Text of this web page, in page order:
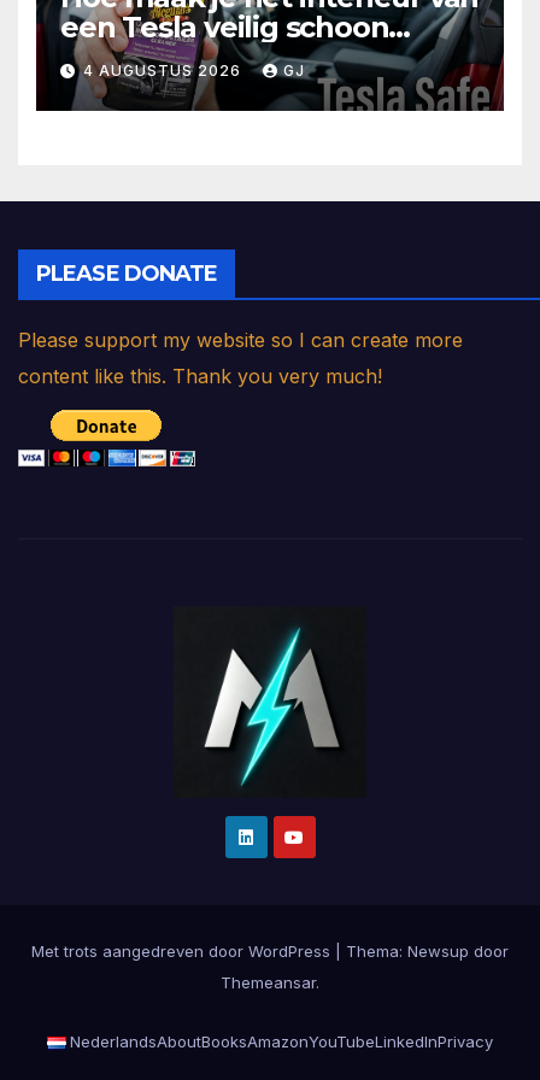
een Tesla veilig schoon
(stoelen, stuurwiel, scherm)
4 AUGUSTUS 2026 GJ
PLEASE DONATE
Please support my website so I can create more
content like this. Thank you very much!
Met trots aangedreven door WordPress Thema: Newsup door
Themeansar.
NederlandsAboutBooksAmazonYouTubeLinkedInPrivacy